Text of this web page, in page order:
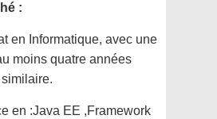
:
en Informatique, avec une
moins quatre années
en :Java EE ,Framework